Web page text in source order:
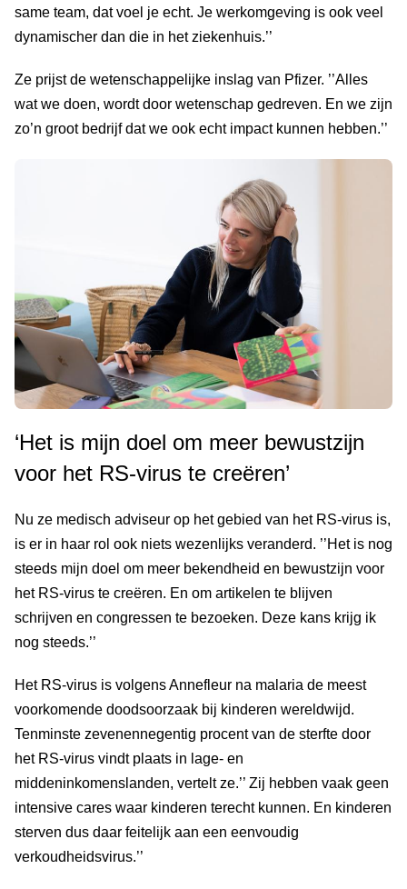
same team, dat voel je echt. Je werkomgeving is ook veel
dynamischer dan die in het ziekenhuis.’’
Ze prijst de wetenschappelijke inslag van Pfizer. ’’Alles
wat we doen, wordt door wetenschap gedreven. En we zijn
zo’n groot bedrijf dat we ook echt impact kunnen hebben.’’
‘Het is mijn doel om meer bewustzijn
voor het RS-virus te creëren’
Nu ze medisch adviseur op het gebied van het RS-virus is,
is er in haar rol ook niets wezenlijks veranderd. ’’Het is nog
steeds mijn doel om meer bekendheid en bewustzijn voor
het RS-virus te creëren. En om artikelen te blijven
schrijven en congressen te bezoeken. Deze kans krijg ik
nog steeds.’’
Het RS-virus is volgens Annefleur na malaria de meest
voorkomende doodsoorzaak bij kinderen wereldwijd.
Tenminste zevenennegentig procent van de sterfte door
het RS-virus vindt plaats in lage- en
middeninkomenslanden, vertelt ze.’’ Zij hebben vaak geen
intensive cares waar kinderen terecht kunnen. En kinderen
sterven dus daar feitelijk aan een eenvoudig
verkoudheidsvirus.’’